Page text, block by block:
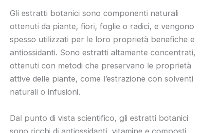
Gli estratti botanici sono componenti naturali
ottenuti da piante, fiori, foglie o radici, e vengono
spesso utilizzati per le loro proprietà benefiche e
antiossidanti. Sono estratti altamente concentrati,
ottenuti con metodi che preservano le proprietà
attive delle piante, come l’estrazione con solventi
naturali o infusioni.
Dal punto di vista scientifico, gli estratti botanici
sono ricchi di antiossidanti, vitamine e composti